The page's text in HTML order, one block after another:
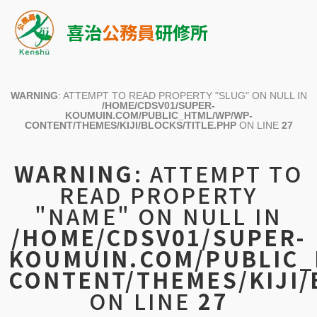
喜治公務員研修所
WARNING: ATTEMPT TO READ PROPERTY "SLUG" ON NULL IN
/HOME/CDSV01/SUPER-
KOUMUIN.COM/PUBLIC_HTML/WP/WP-
CONTENT/THEMES/KIJI/BLOCKS/TITLE.PHPON LINE 27
WARNING: ATTEMPT TO
READ PROPERTY
"NAME" ON NULL IN
/HOME/CDSV01/SUPER-
KOUMUIN.COM/
CONTENT/THEMES/
ON LINE 27